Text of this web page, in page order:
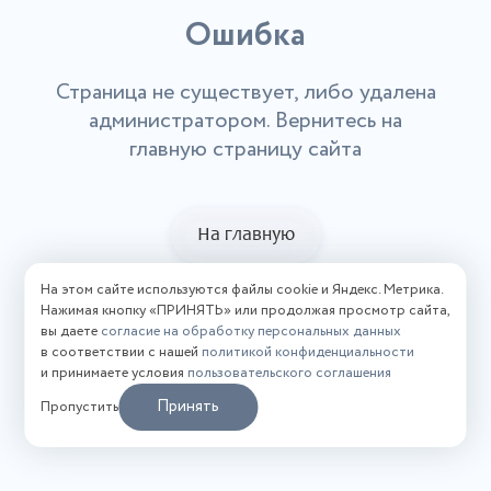
Ошибка
Страница не существует, либо удалена
администратором. Вернитесь на
главную страницу сайта
На главную
На этом сайте используются файлы cookie и Яндекс. Метрика.
Нажимая кнопку «ПРИНЯТЬ» или продолжая просмотр сайта,
вы даете согласие на обработку персональных данных
в соответствии с нашей политикой конфиденциальности
и принимаете условия пользовательского соглашения
Пропустить
Принять